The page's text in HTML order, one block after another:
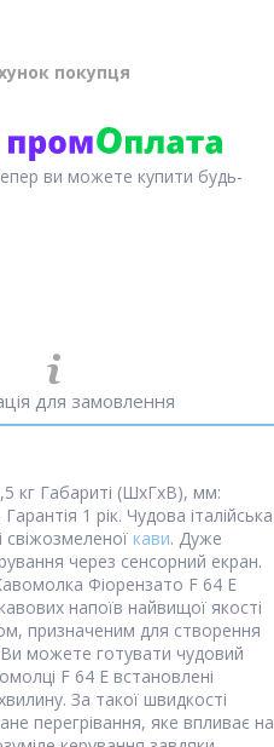
покупця
ви можете купити будь-
для замовлення
кг Габариті (ШхГхВ), мм:
1 рік. Чудова італійська
кави. Дуже
через сенсорний екран.
Фіорензато F 64 E
напоїв найвищої якості
призначеним для створення
Ви можете готувати чудовий
F 64 E встановлені
За такої швидкості
перегрівання, яке впливає на